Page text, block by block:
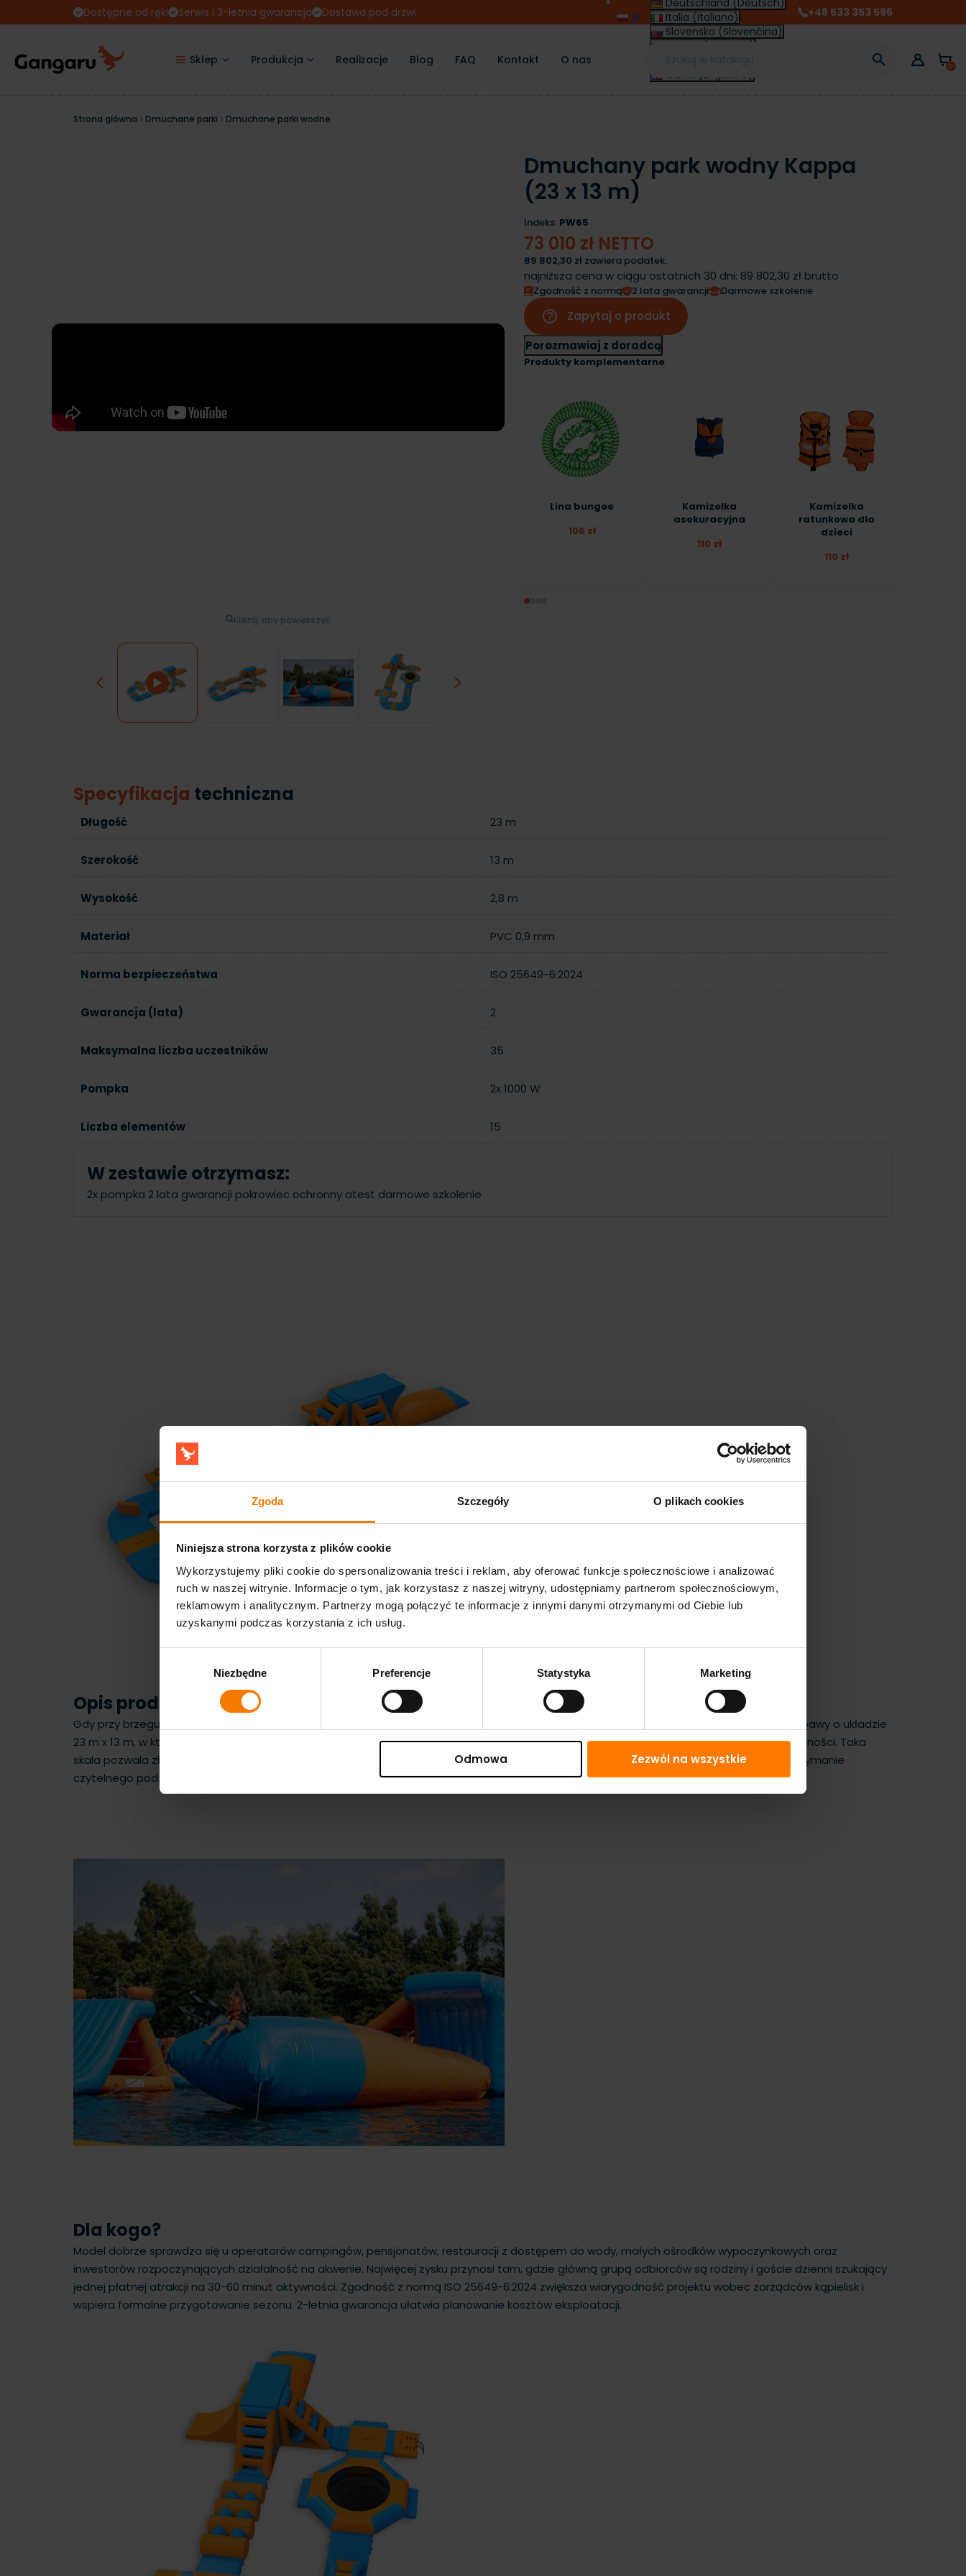
Zgoda Szczegóły O plikach cookies
Niniejsza strona korzysta z plików cookie
Wykorzystujemy pliki cookie do spersonalizowania treści i reklam, aby oferować funkcje społecznościowe i analizować
ruch w naszej witrynie. Informacje o tym, jak korzystasz z naszej witryny, udostępniamy partnerom społecznościowym,
reklamowym i analitycznym. Partnerzy mogą połączyć te informacje z innymi danymi otrzymanymi od Ciebie lub
uzyskanymi podczas korzystania z ich usług.
Niezbędne Preferencje Statystyka Marketing
Odmowa Zezwól na wszystkie
Dostępne od ręki Serwis i 3-letnia gwarancja Dostawa pod drzwi pl
Deutschland (Deutsch)
Italia (Italiano)
Slovensko (Slovenčina)
France (Français)
Other (English €)
+48 533 353 596
Sklep Produkcja Realizacje Blog FAQ Kontakt O nas  0
Strona główna Dmuchane parki Dmuchane parki wodne
Kliknij, aby powiększyć
Previous
Dmuchany park wodny Kappa
(23 x 13 m)
Indeks: PW65
73 010 zł NETTO
89 802,30 zł zawiera podatek.
najniższa cena w ciągu ostatnich 30 dni: 89 802,30 zł brutto
Zgodność z normą 2 lata gwarancji Darmowe szkolenie
help_outline
Zapytaj o produkt
Porozmawiaj z doradcą
Produkty komplementarne
Lina bungee
106 zł
Kamizelka
asekuracyjna
110 zł
Kamizelka
ratunkowa dla
dzieci
110 zł
Specyfikacja techniczna
Długość 23 m
Szerokość 13 m
Wysokość 2,8 m
Materiał PVC 0,9 mm
Norma bezpieczeństwa ISO 25649-6:2024
Gwarancja (lata) 2
Maksymalna liczba uczestników 35
Pompka 2x 1000 W
Liczba elementów 15
W zestawie otrzymasz:
2x pompka 2 lata gwarancji pokrowiec ochronny atest darmowe szkolenie
Opis produktu
Gdy przy brzegu brakuje miejsca, każdy metr linii wodnej musi pracować na sprzedaż. Ten dmuchany park wodny tworzy spójną strefę zabawy o układzie
23 m x 13 m, w której uczestnicy przechodzą między modułami rekreacyjnymi, z przeszkodami, skaczą i wspinają się według okeślonej kolejności. Taka
skala pozwala zbudować pełnowartościową ofertę wodną bez nadmiernego zajmowania akwenu, co ułatwia organizację kąpieliska i utrzymanie
czytelnego podziału stref.
Dla kogo?
Model dobrze sprawdza się u operatorów campingów, pensjonatów, restauracji z dostępem do wody, małych ośrodków wypoczynkowych oraz
inwestorów rozpoczynających działalność na akwenie. Najwięcej zysku przynosi tam, gdzie główną grupą odbiorców są rodziny i goście dzienni szukający
jednej płatnej atrakcji na 30-60 minut aktywności. Zgodność z normą ISO 25649-6:2024 zwiększa wiarygodność projektu wobec zarządców kąpielisk i
wspiera formalne przygotowanie sezonu. 2-letnia gwarancja ułatwia planowanie kosztów eksploatacji.